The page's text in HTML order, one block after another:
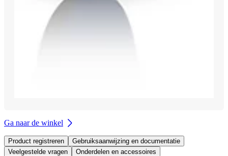
Ga naar de winkel
Product registreren
Gebruiksaanwijzing en documentatie
Veelgestelde vragen
Onderdelen en accessoires